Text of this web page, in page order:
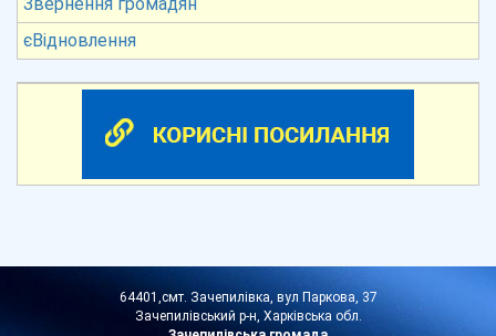
єВідновлення
64401,смт. Зачепилівка, вул Паркова, 37
Зачепилівський р-н, Харківська обл.